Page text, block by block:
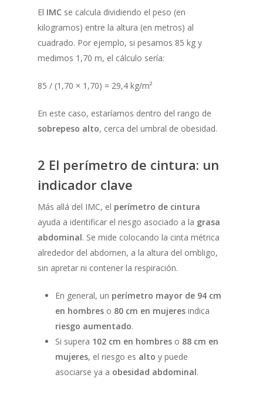
El IMC se calcula dividiendo el peso (en
kilogramos) entre la altura (en metros) al
cuadrado. Por ejemplo, si pesamos 85 kg y
medimos 1,70 m, el cálculo sería:
85 / (1,70 × 1,70) = 29,4 kg/m²
En este caso, estaríamos dentro del rango de
sobrepeso alto, cerca del umbral de obesidad.
2 El perímetro de cintura: un
indicador clave
Más allá del IMC, el perímetro de cintura
ayuda a identificar el riesgo asociado a la grasa
abdominal. Se mide colocando la cinta métrica
alrededor del abdomen, a la altura del ombligo,
sin apretar ni contener la respiración.
En general, un perímetro mayor de 94 cm
en hombres o 80 cm en mujeres indica
riesgo aumentado.
Si supera 102 cm en hombres o 88 cm en
mujeres, el riesgo es alto y puede
asociarse ya a obesidad abdominal.